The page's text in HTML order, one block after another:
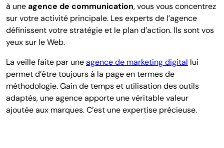
à uneagence de communication, vous vous concentrez
sur votre activité principale. Les experts de l’agence
définissent votre stratégie et le plan d’action. Ils sont vos
yeux sur le Web.
La veille faite par uneagence de marketing digital lui
permet d’être toujours à la page en termes de
méthodologie. Gain de temps et utilisation des outils
adaptés, une agence apporte une véritable valeur
ajoutée aux marques. C’est une expertise précieuse.